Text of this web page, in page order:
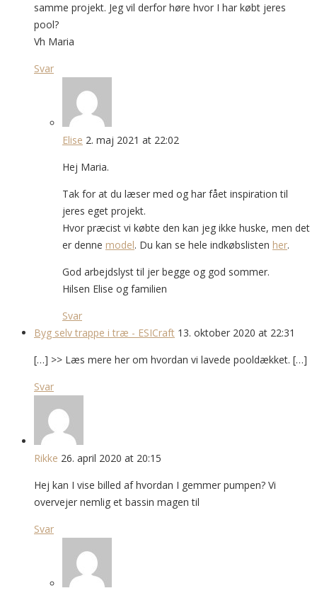
samme projekt. Jeg vil derfor høre hvor I har købt jeres
pool?
Vh Maria
Svar
Elise 2. maj 2021 at 22:02
Hej Maria.
Tak for at du læser med og har fået inspiration til
jeres eget projekt.
Hvor præcist vi købte den kan jeg ikke huske, men det
er denne model. Du kan se hele indkøbslisten her.
God arbejdslyst til jer begge og god sommer.
Hilsen Elise og familien
Svar
Byg selv trappe i træ - ESICraft 13. oktober 2020 at 22:31
[…] >> Læs mere her om hvordan vi lavede pooldækket. […]
Svar
Rikke 26. april 2020 at 20:15
Hej kan I vise billed af hvordan I gemmer pumpen? Vi
overvejer nemlig et bassin magen til
Svar